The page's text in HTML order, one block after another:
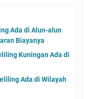
Ada di Alun-alun
Biayanya
Kuningan Ada di
Ada di Wilayah